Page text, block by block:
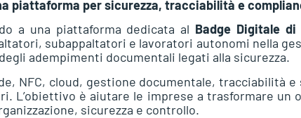
piattaforma per sicurezza, tracciabilità e
a una piattaforma dedicata al Badge Digitale di
subappaltatori e lavoratori autonomi nella
adempimenti documentali legati alla sicurezza.
NFC, cloud, gestione documentale, tracciabilità
L’obiettivo è aiutare le imprese a trasformare un
sicurezza e controllo.